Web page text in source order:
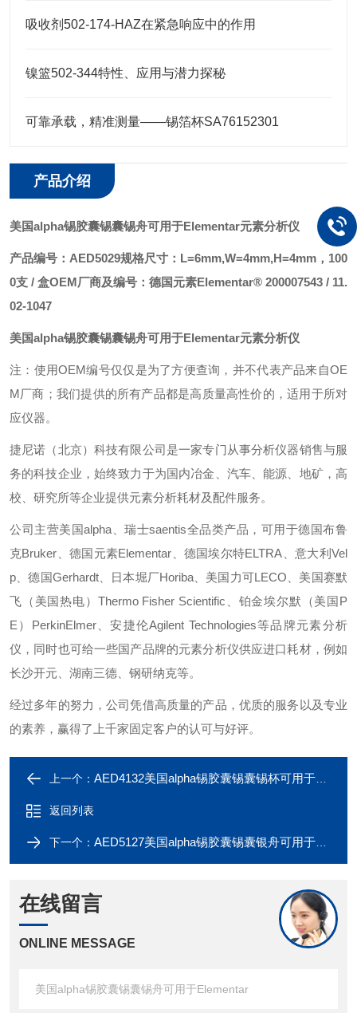
吸收剂502-174-HAZ在紧急响应中的作用
镍篮502-344特性、应用与潜力探秘
可靠承载，精准测量——锡箔杯SA76152301
产品介绍
美国alpha锡胶囊锡囊锡舟可用于Elementar元素分析仪
产品编号：AED5029规格尺寸：L=6mm,W=4mm,H=4mm，100
0支 / 盒OEM厂商及编号：德国元素Elementar® 200007543 / 11.
02-1047
美国alpha锡胶囊锡囊锡舟可用于Elementar元素分析仪
注：使用OEM编号仅仅是为了方便查询，并不代表产品来自OE
M厂商；我们提供的所有产品都是高质量高性价的，适用于所对
应仪器。
捷尼诺（北京）科技有限公司是一家专门从事分析仪器销售与服
务的科技企业，始终致力于为国内冶金、汽车、能源、地矿，高
校、研究所等企业提供元素分析耗材及配件服务。
公司主营美国alpha、瑞士saentis全品类产品，可用于德国布鲁
克Bruker、德国元素Elementar、德国埃尔特ELTRA、意大利Vel
p、德国Gerhardt、日本堀厂Horiba、美国力可LECO、美国赛默
飞（美国热电）Thermo Fisher Scientific、铂金埃尔默（美国P
E）PerkinElmer、安捷伦Agilent Technologies等品牌元素分析
仪，同时也可给一些国产品牌的元素分析仪供应进口耗材，例如
长沙开元、湖南三德、钢研纳克等。
经过多年的努力，公司凭借高质量的产品，优质的服务以及专业
的素养，赢得了上千家固定客户的认可与好评。
上一个： AED4132美国alpha锡胶囊锡囊锡杯可用于Elementar
返回列表
下一个： AED5127美国alpha锡胶囊锡囊银舟可用于Elementar
在线留言
ONLINE MESSAGE